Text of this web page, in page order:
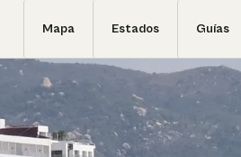
Mapa Estados Guías